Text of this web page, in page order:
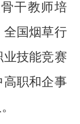
干教师培
全国烟草行
技能竞赛
职和企事